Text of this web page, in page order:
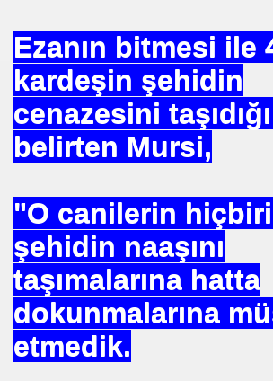
Ezanın bitmesi ile
kardeşin şehidin
cenazesini
belirten Mursi,
"O canilerin
şehidin naaşını
taşımalarına hatta
dokunmalarına
etmedik.
BENI KUCAKLAYAN ILK BEYAZ
ORUCU NEDIR
BIRINCISI SEÇTI
KRITERLERIMI KOPENHAĞ
EMRINDE. PROF KENAN DEMIRKOL
VİRÜS"
MERKEZI AÇILDI